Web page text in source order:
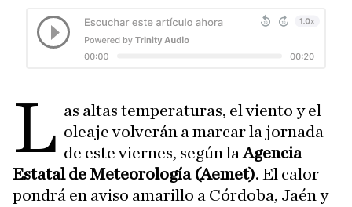
L as altas temperaturas, el viento y el
oleaje volverán a marcar la jornada
de este viernes, según laAgencia
Estatal de Meteorología (Aemet). El calor
pondrá en aviso amarillo a Córdoba, Jaén y